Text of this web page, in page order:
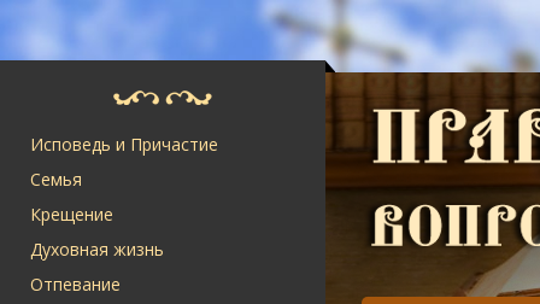
Исповедь и Причастие
Семья
Крещение
Духовная жизнь
Отпевание